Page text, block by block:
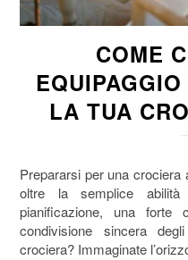
COME
LA TUA
Prepararsi per una crociera a vela è un’avventura che va ben
oltre la semplice abilità
pianificazione, una forte
condivisione sincera
crociera? Immaginate